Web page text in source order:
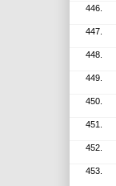
446.
447.
448.
449.
450.
451.
452.
453.